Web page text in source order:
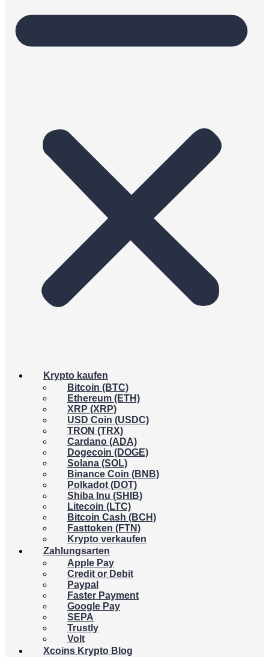
Krypto kaufen
Bitcoin (BTC)
Ethereum (ETH)
XRP (XRP)
USD Coin (USDC)
TRON (TRX)
Cardano (ADA)
Dogecoin (DOGE)
Solana (SOL)
Binance Coin (BNB)
Polkadot (DOT)
Shiba Inu (SHIB)
Litecoin (LTC)
Bitcoin Cash (BCH)
Fasttoken (FTN)
Krypto verkaufen
Zahlungsarten
Apple Pay
Credit or Debit
Paypal
Faster Payment
Google Pay
SEPA
Trustly
Volt
Xcoins Krypto Blog